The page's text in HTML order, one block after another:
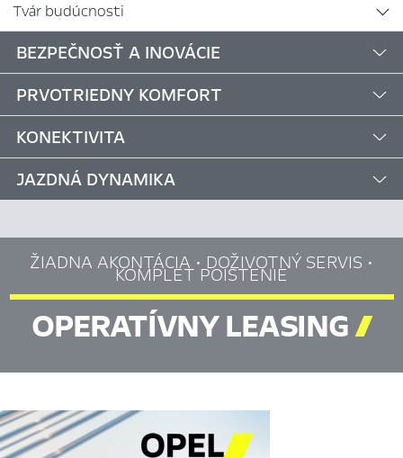
Tvár budúcnosti
BEZPEČNOSŤ A INOVÁCIE
PRVOTRIEDNY KOMFORT
KONEKTIVITA
JAZDNÁ DYNAMIKA
ŽIADNA AKONTÁCIA • DOŽIVOTNÝ SERVIS •
KOMPLET POISTENIE
OPERATÍVNY LEASING